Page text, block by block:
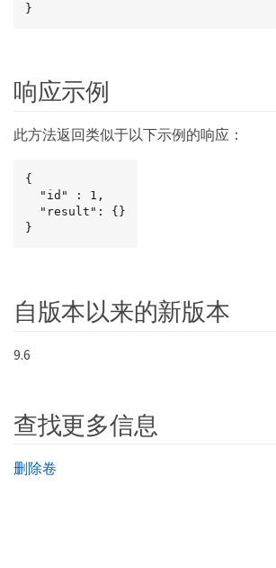
}
响应示例
此方法返回类似于以下示例的响应：
{
}
自版本以来的新版本
9.6
查找更多信息
删除卷